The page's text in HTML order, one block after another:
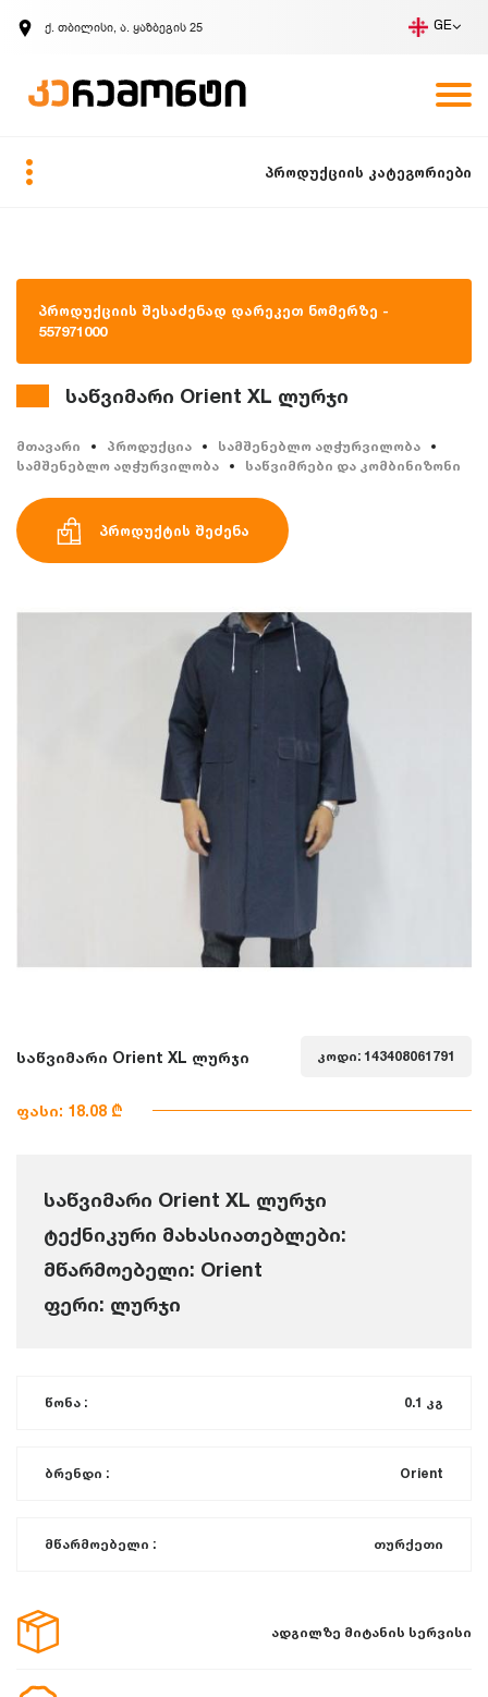
ქ. თბილისი, ა. ყაზბეგის 25 GE
ზარის მოთხოვნა
პროდუქციის კატეგორიები
პროდუქციის შესაძენად დარეკეთ ნომერზე -
557971000
საწვიმარი Orient XL ლურჯი
მთავარი პროდუქცია
სამშენებლო აღჭურვილობა
სამშენებლო აღჭურვილობა
საწვიმრები და კომბინიზონი
პროდუქტის შეძენა
საწვიმარი Orient XL ლურჯი კოდი: 143408061791
ფასი: 18.08 ₾
საწვიმარი Orient XL ლურჯი
ტექნიკური მახასიათებლები:
მწარმოებელი: Orient
ფერი: ლურჯი
წონა : 0.1 კგ
ბრენდი : Orient
მწარმოებელი : თურქეთი
ადგილზე მიტანის სერვისი